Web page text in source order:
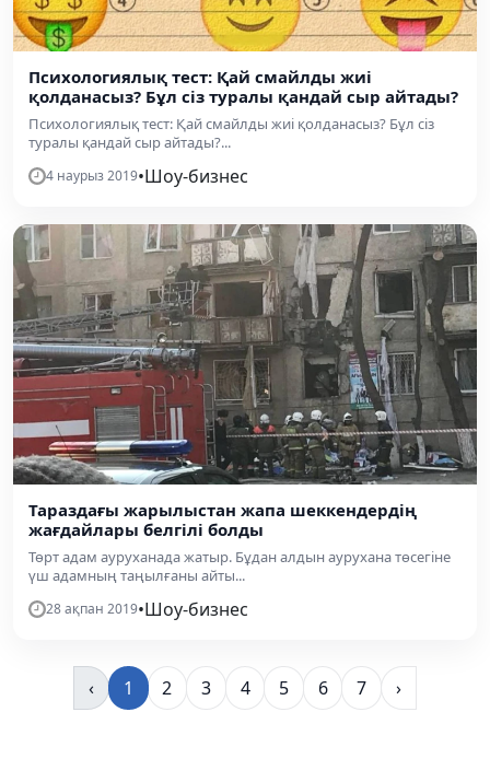
Психологиялық тест: Қай смайлды жиі
қолданасыз? Бұл сіз туралы қандай сыр айтады?
Психологиялық тест: Қай смайлды жиі қолданасыз? Бұл сіз
туралы қандай сыр айтады?...
4 наурыз 2019•Шоу-бизнес
Тараздағы жарылыстан жапа шеккендердің
жағдайлары белгілі болды
Төрт адам ауруханада жатыр. Бұдан алдын аурухана төсегіне
үш адамның таңылғаны айты...
28 ақпан 2019•Шоу-бизнес
‹ 1 2 3 4 5 6 7 ›